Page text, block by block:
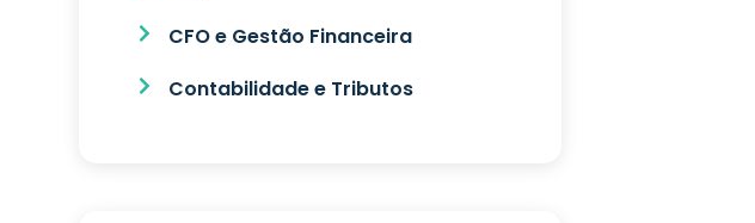
CFO e Gestão Financeira
Contabilidade e Tributos